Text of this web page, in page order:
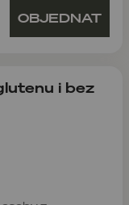
OBJEDNAT
i bez